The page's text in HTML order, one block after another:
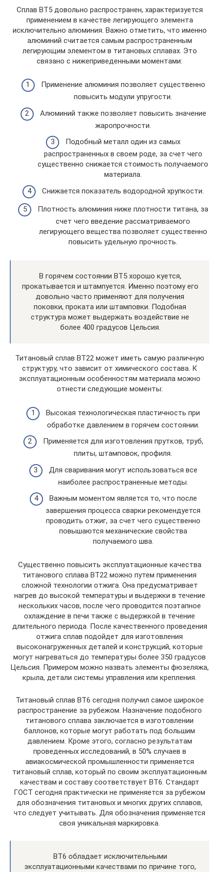
Сплав ВТ5 довольно распространен, характеризуется
применением в качестве легирующего элемента
исключительно алюминия. Важно отметить, что именно
алюминий считается самым распространенным
легирующим элементом в титановых сплавах. Это
связано с нижеприведенными моментами:
Применение алюминия позволяет существенно
повысить модули упругости.
Алюминий также позволяет повысить значение
жаропрочности.
Подобный металл один из самых
распространенных в своем роде, за счет чего
существенно снижается стоимость получаемого
материала.
Снижается показатель водородной хрупкости.
Плотность алюминия ниже плотности титана, за
счет чего введение рассматриваемого
легирующего вещества позволяет существенно
повысить удельную прочность.
В горячем состоянии ВТ5 хорошо куется,
прокатывается и штампуется. Именно поэтому его
довольно часто применяют для получения
поковки, проката или штамповки. Подобная
структура может выдержать воздействие не
более 400 градусов Цельсия.
Титановый сплав ВТ22 может иметь самую различную
структуру, что зависит от химического состава. К
эксплуатационным особенностям материала можно
отнести следующие моменты:
Высокая технологическая пластичность при
обработке давлением в горячем состоянии.
Применяется для изготовления прутков, труб,
плиты, штамповок, профиля.
Для сваривания могут использоваться все
наиболее распространенные методы.
Важным моментом является то, что после
завершения процесса сварки рекомендуется
проводить отжиг, за счет чего существенно
повышаются механические свойства
получаемого шва.
Существенно повысить эксплуатационные качества
титанового сплава ВТ22 можно путем применения
сложной технологии отжига. Она предусматривает
нагрев до высокой температуры и выдержки в течение
нескольких часов, после чего проводится поэтапное
охлаждение в печи также с выдержкой в течение
длительного периода. После качественного проведения
отжига сплав подойдет для изготовления
высоконагруженных деталей и конструкций, которые
могут нагреваться до температуры более 350 градусов
Цельсия. Примером можно назвать элементы фюзеляжа,
крыла, детали системы управления или крепления.
Титановый сплав ВТ6 сегодня получил самое широкое
распространение за рубежом. Назначение подобного
титанового сплава заключается в изготовлении
баллонов, которые могут работать под большим
давлением. Кроме этого, согласно результатам
проведенных исследований, в 50% случаев в
авиакосмической промышленности применяется
титановый сплав, который по своим эксплуатационным
качествам и составу соответствует ВТ6. Стандарт
ГОСТ сегодня практически не применяется за рубежом
для обозначения титановых и многих других сплавов,
что следует учитывать. Для обозначения применяется
своя уникальная маркировка.
ВТ6 обладает исключительными
эксплуатационными качествами по причине того,